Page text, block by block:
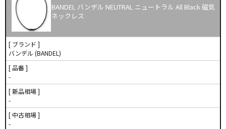
BANDEL バンデル NEUTRAL ニュートラル All Black 磁気
ネックレス
[ ブランド ]
バンデル (BANDEL)
[ 品番 ]
-
[ 新品相場 ]
-
[ 中古相場 ]
-